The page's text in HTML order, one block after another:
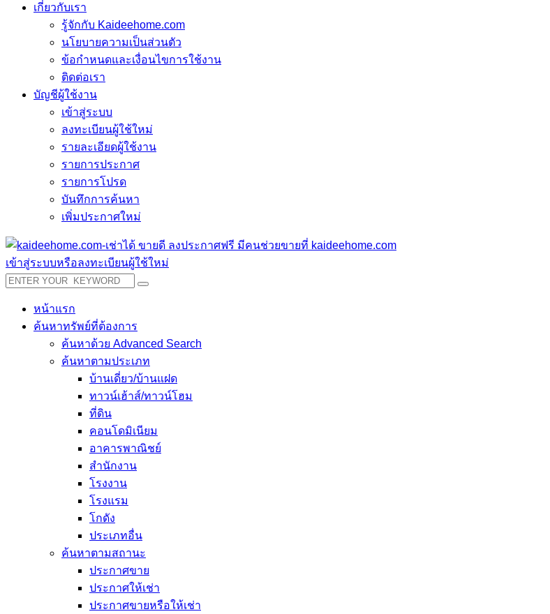
เกี่ยวกับเรา
รู้จักกับ Kaideehome.com
นโยบายความเป็นส่วนตัว
ข้อกำหนดและเงื่อนไขการใช้งาน
ติดต่อเรา
บัญชีผู้ใช้งาน
เข้าสู่ระบบ
ลงทะเบียนผู้ใช้ใหม่
รายละเอียดผู้ใช้งาน
รายการประกาศ
รายการโปรด
บันทึกการค้นหา
เพิ่มประกาศใหม่
เข้าสู่ระบบหรือลงทะเบียนผู้ใช้ใหม่
หน้าแรก
ค้นหาทรัพย์ที่ต้องการ
ค้นหาด้วย Advanced Search
ค้นหาตามประเภท
บ้านเดี่ยว/บ้านแฝด
ทาวน์เฮ้าส์/ทาวน์โฮม
ที่ดิน
คอนโดมิเนียม
อาคารพาณิชย์
สำนักงาน
โรงงาน
โรงแรม
โกดัง
ประเภทอื่น
ค้นหาตามสถานะ
ประกาศขาย
ประกาศให้เช่า
ประกาศขายหรือให้เช่า